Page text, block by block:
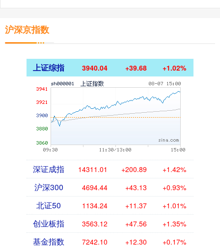
沪深京指数
上证综指 3940.04 +39.68 +1.02%
深证成指 14311.01 +200.89 +1.42%
沪深300 4694.44 +43.13 +0.93%
北证50 1134.24 +11.37 +1.01%
创业板指 3563.12 +47.56 +1.35%
基金指数 7242.10 +12.30 +0.17%